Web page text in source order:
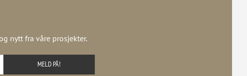
nytt fra våre prosjekter.